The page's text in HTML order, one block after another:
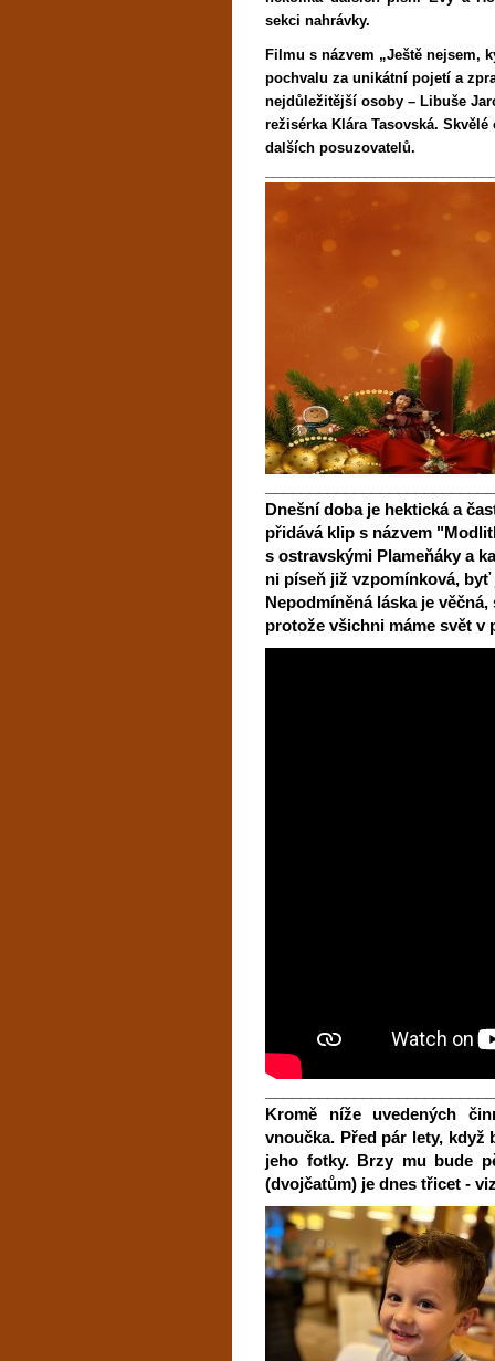
sekci nahrávky.
Filmu s názvem „Ještě nejsem,
pochvalu za unikátní pojetí a
nejdůležitější osoby – Libuše
režisérka Klára Tasovská.
dalších posuzovatelů.
Dnešní doba je hektická a
přidává klip s názvem
s ostravskými Plameňáky a
ni píseň již vzpomínková,
Nepodmíněná láska je
protože všichni máme svět v
Kromě níže uvedených
vnoučka. Před pár lety, když
jeho fotky. Brzy mu bude
(dvojčatům) je dnes třicet -